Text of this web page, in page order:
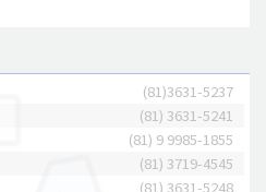
(81)3631-5237
(81) 3631-5241
(81) 9 9985-1855
(81) 3719-4545
(81) 3631-5248